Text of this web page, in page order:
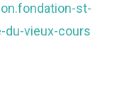
st-
du-vieux-cours